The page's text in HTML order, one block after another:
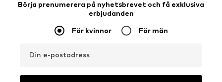
Börja prenumerera på nyhetsbrevet och få exklusiva
erbjudanden
För kvinnor För män
Din e-postadress